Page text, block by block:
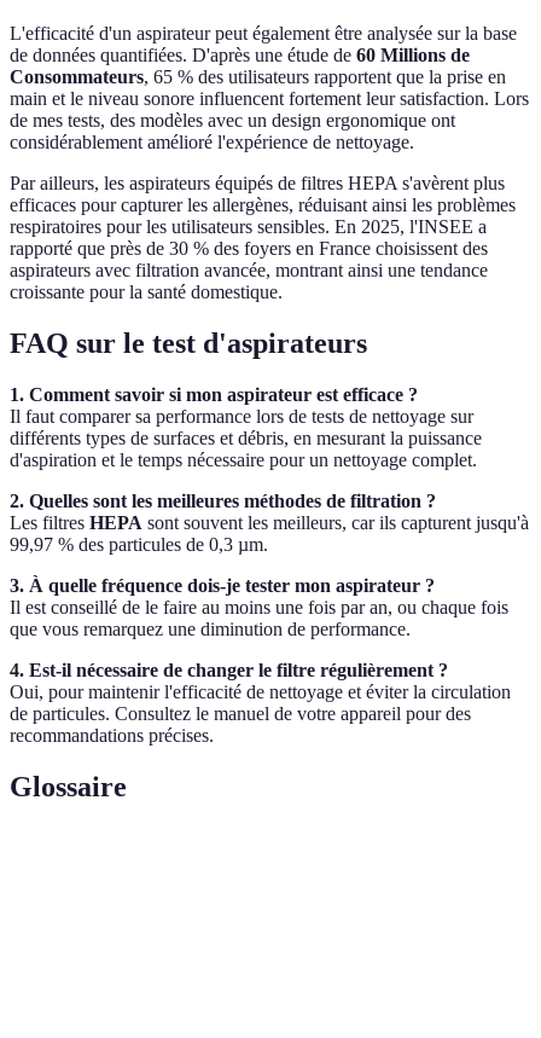
L'efficacité d'un aspirateur peut également être analysée sur la base
de données quantifiées. D'après une étude de 60 Millions de
Consommateurs, 65 % des utilisateurs rapportent que la prise en
main et le niveau sonore influencent fortement leur satisfaction. Lors
de mes tests, des modèles avec un design ergonomique ont
considérablement amélioré l'expérience de nettoyage.
Par ailleurs, les aspirateurs équipés de filtres HEPA s'avèrent plus
efficaces pour capturer les allergènes, réduisant ainsi les problèmes
respiratoires pour les utilisateurs sensibles. En 2025, l'INSEE a
rapporté que près de 30 % des foyers en France choisissent des
aspirateurs avec filtration avancée, montrant ainsi une tendance
croissante pour la santé domestique.
FAQ sur le test d'aspirateurs
1. Comment savoir si mon aspirateur est efficace ?
Il faut comparer sa performance lors de tests de nettoyage sur
différents types de surfaces et débris, en mesurant la puissance
d'aspiration et le temps nécessaire pour un nettoyage complet.
2. Quelles sont les meilleures méthodes de filtration ?
Les filtres HEPA sont souvent les meilleurs, car ils capturent jusqu'à
99,97 % des particules de 0,3 µm.
3. À quelle fréquence dois-je tester mon aspirateur ?
Il est conseillé de le faire au moins une fois par an, ou chaque fois
que vous remarquez une diminution de performance.
4. Est-il nécessaire de changer le filtre régulièrement ?
Oui, pour maintenir l'efficacité de nettoyage et éviter la circulation
de particules. Consultez le manuel de votre appareil pour des
recommandations précises.
Glossaire